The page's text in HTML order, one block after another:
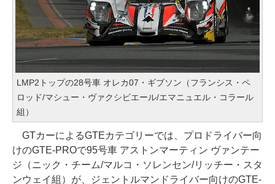
LMP2トップの28号車 オレカ07・ギブソン（フランシス・ペ
ロッド/マシュー・ヴァクシビエール/エマニュエル・コラール
組）
GTカーによるGTEカテゴリーでは、プロドライバー向
けのGTE-PROで95号車 アストンマーティン ヴァンテー
ジ（ニック・チーム/マルコ・ソレンセン/リッチー・スタ
ンウェイ組）が、ジェントルマンドライバー向けのGTE-